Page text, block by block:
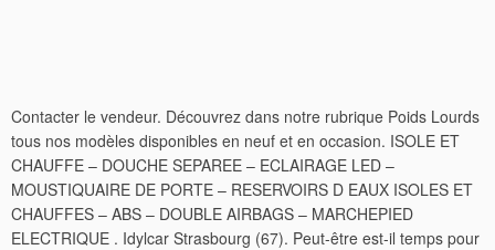
Contacter le vendeur. Découvrez dans notre rubrique Poids Lourds
tous nos modèles disponibles en neuf et en occasion. ISOLE ET
CHAUFFE – DOUCHE SEPAREE – ECLAIRAGE LED –
MOUSTIQUAIRE DE PORTE – RESERVOIRS D EAUX ISOLES ET
CHAUFFES – ABS – DOUBLE AIRBAGS – MARCHEPIED
ELECTRIQUE . Idylcar Strasbourg (67). Peut-être est-il temps pour